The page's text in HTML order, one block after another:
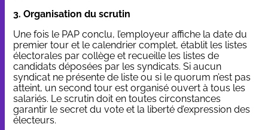
3. Organisation du scrutin
Une fois le PAP conclu, l’employeur affiche la date du
premier tour et le calendrier complet, établit les listes
électorales par collège et recueille les listes de
candidats déposées par les syndicats. Si aucun
syndicat ne présente de liste ou si le quorum n’est pas
atteint, un second tour est organisé ouvert à tous les
salariés. Le scrutin doit en toutes circonstances
garantir le secret du vote et la liberté d’expression des
électeurs.